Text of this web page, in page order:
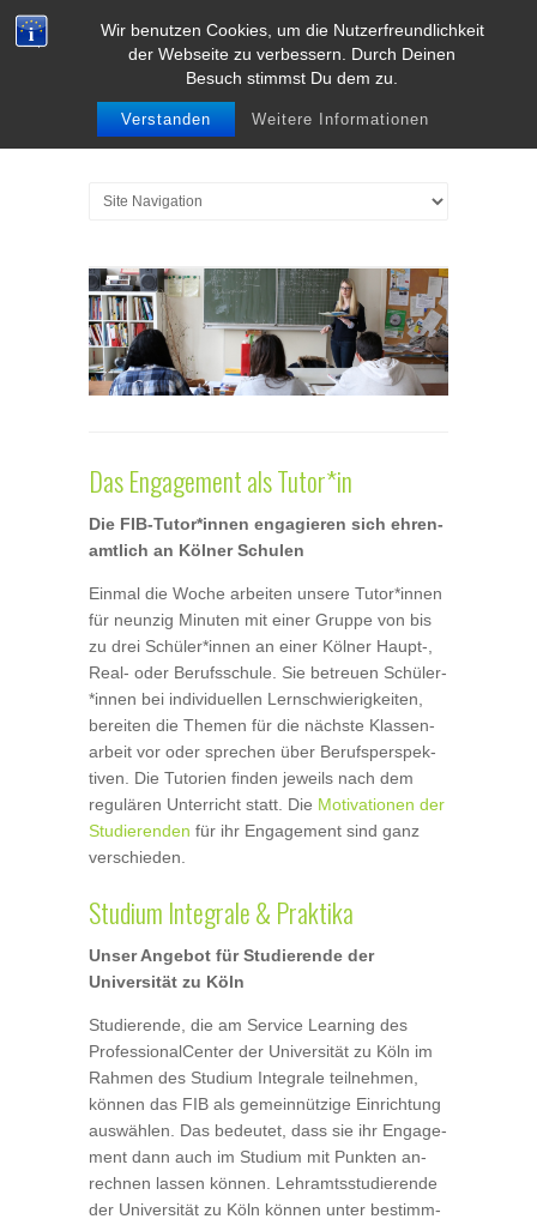
Wir benutzen Cookies, um die Nutzerfreundlichkeit
der Webseite zu verbessern. Durch Deinen
Besuch stimmst Du dem zu.
Verstanden Weitere Informationen
Das Engagement als Tutor*in
Die FIB-Tutor*innen engagieren sich ehren­
amtlich an Kölner Schulen
Einmal die Woche arbeiten unsere Tutor*innen
für neunzig Minuten mit einer Gruppe von bis
zu drei Schüler*innen an einer Kölner Haupt-,
Real- oder Berufsschule. Sie betreuen Schüler­
*innen bei individuellen Lernschwierigkeiten,
bereiten die Themen für die nächste Klassen­
arbeit vor oder sprechen über Berufsperspek­
tiven. Die Tutorien finden jeweils nach dem
regulären Unterricht statt. Die Motivationen der
Studierenden für ihr Engagement sind ganz
verschieden.
Studium Integrale & Praktika
Unser Angebot für Studierende der
Universität zu Köln
Studierende, die am Service Learning des
ProfessionalCenter der Universität zu Köln im
Rahmen des Studium Integrale teilnehmen,
können das FIB als gemeinnützige Einrichtung
auswählen. Das bedeutet, dass sie ihr Engage­
ment dann auch im Studium mit Punkten an­
rechnen lassen können. Lehramts­studierende
der Universität zu Köln können unter be­stimm­